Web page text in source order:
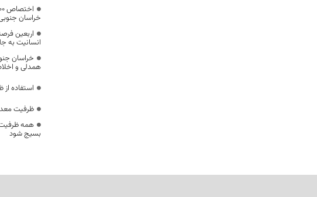
خراسان
اربعین
انسانیت به
خراسان
همدلی و
استفاده
ظرفیت
همه
بسیج شود